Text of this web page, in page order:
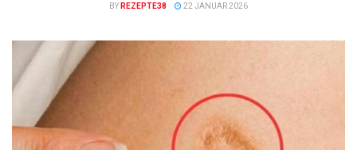
BY REZEPTE38 22 JANUAR 2026